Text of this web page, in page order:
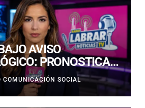
AVISO
PRONOSTICAN
CERO ALTA
Y
COMUNICACIÓN SOCIAL